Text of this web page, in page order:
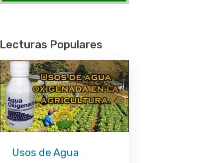
Lecturas Populares
Usos de Agua